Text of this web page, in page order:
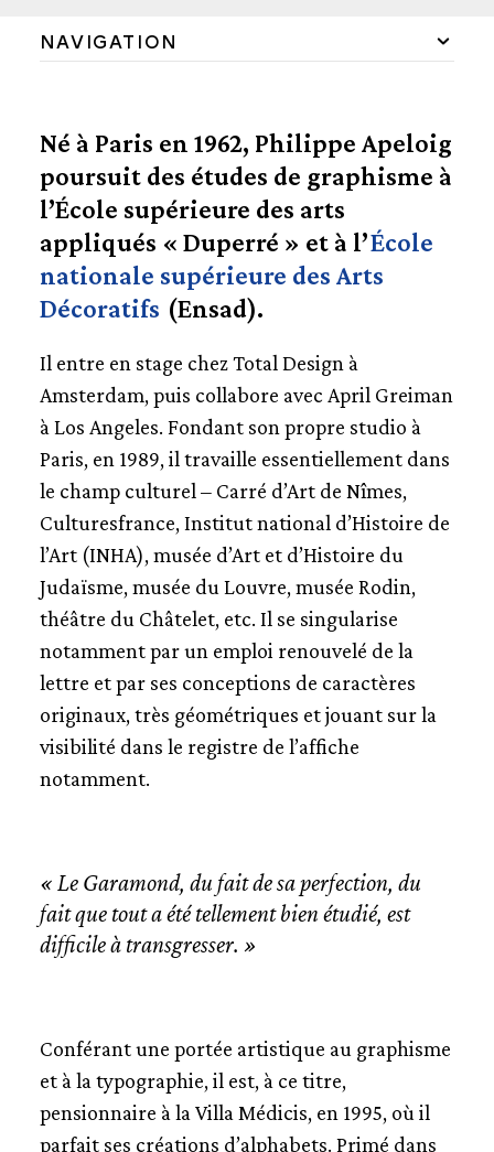
NAVIGATION
PERMANENCES ET RUPTURES
LA RENAISSANCE CONTEMPORAINE
VERS LE NUMÉRIQUE
TYPOGRAPHES CONTEMPORAINS
PHILIPPE APELOIG
MATHIEU CORTAT
PIERRE DI SCIULLO
XAVIER DUPRÉ
FRANCK JALLEAU
JEAN-BAPTISTE LEVÉE
MURIEL PARIS
JEAN-FRANÇOIS PORCHEZ
MATTHIEU RÉGUER
ALICE SAVOIE
MALOU VERLOMME
USAGES DU GARAMOND
Né à Paris en 1962, Philippe Apeloig
poursuit des études de graphisme à
l’École supérieure des arts
appliqués « Duperré » et à l’École
nationale supérieure des Arts
Décoratifs (Ensad).
Il entre en stage chez Total Design à
Amsterdam, puis collabore avec April Greiman
à Los Angeles. Fondant son propre studio à
Paris, en 1989, il travaille essentiellement dans
le champ culturel – Carré d’Art de Nîmes,
Culturesfrance, Institut national d’Histoire de
l’Art (INHA), musée d’Art et d’Histoire du
Judaïsme, musée du Louvre, musée Rodin,
théâtre du Châtelet, etc. Il se singularise
notamment par un emploi renouvelé de la
lettre et par ses conceptions de caractères
originaux, très géométriques et jouant sur la
visibilité dans le registre de l’affiche
notamment.
« Le Garamond, du fait de sa perfection, du
fait que tout a été tellement bien étudié, est
difficile à transgresser. »
Conférant une portée artistique au graphisme
et à la typographie, il est, à ce titre,
pensionnaire à la Villa Médicis, en 1995, où il
parfait ses créations d’alphabets. Primé dans